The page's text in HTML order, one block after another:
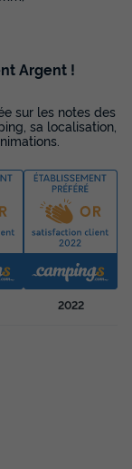
370 €
Personne
Argent !
sur les notes des
sa localisation,
2022